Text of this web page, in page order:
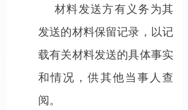
材料发送方有义务为其
发送的材料保留记录，以记
载有关材料发送的具体事实
和情况，供其他当事人查
阅。